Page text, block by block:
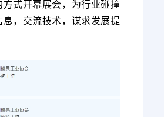
方式开幕展会，为行业碰撞
息，交流技术，谋求发展提